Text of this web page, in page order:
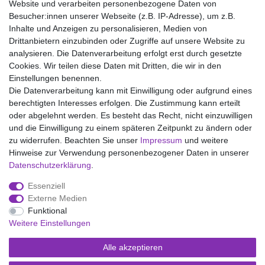
23% Polyamid
2% Elastan
Wir liefern mit DHL (auch Samstags)
Kostenloser Versand
14 Tage Rückgaberecht
Impressum Daten­schutz­erklärung AGB
Widerrufs­recht
Website und verarbeiten personenbezogene Daten von
Besucher:innen unserer Webseite (z.B. IP-Adresse), um z.B.
Inhalte und Anzeigen zu personalisieren, Medien von
Drittanbietern einzubinden oder Zugriffe auf unsere Website zu
analysieren. Die Datenverarbeitung erfolgt erst durch gesetzte
Cookies. Wir teilen diese Daten mit Dritten, die wir in den
Einstellungen benennen.
Die Datenverarbeitung kann mit Einwilligung oder aufgrund eines
berechtigten Interesses erfolgen. Die Zustimmung kann erteilt
oder abgelehnt werden. Es besteht das Recht, nicht einzuwilligen
und die Einwilligung zu einem späteren Zeitpunkt zu ändern oder
zu widerrufen. Beachten Sie unser Impressum und weitere
Hinweise zur Verwendung personenbezogener Daten in unserer
Daten­schutz­erklärung
Essenziell
Externe Medien
Funktional
Weitere Einstellungen
Alle akzeptieren